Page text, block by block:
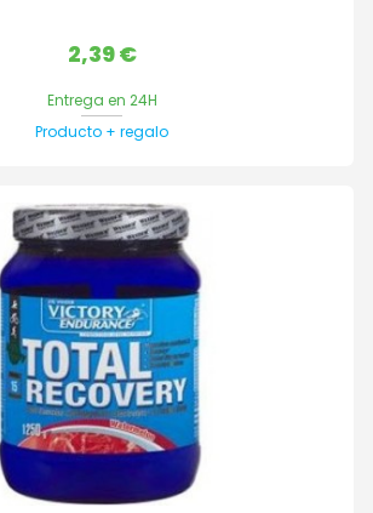
Precio
2,39 €
Entrega en 24H
Producto + regalo